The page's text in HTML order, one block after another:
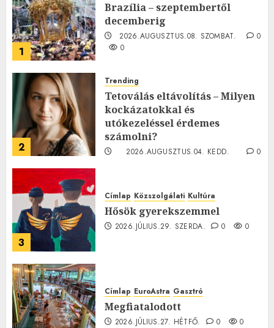
1
Brazília – szeptembertől
decemberig
2026.AUGUSZTUS.08. SZOMBAT.
0
0
2
Trending
Tetoválás eltávolítás – Milyen
kockázatokkal és
utókezeléssel érdemes
számolni?
2026.AUGUSZTUS.04. KEDD.
0
3
Címlap Közszolgálati Kultúra
Hősök gyerekszemmel
2026.JÚLIUS.29. SZERDA. 0 0
Címlap EuroAstra Gasztró
Megfiatalodott
2026.JÚLIUS.27. HÉTFŐ. 0 0